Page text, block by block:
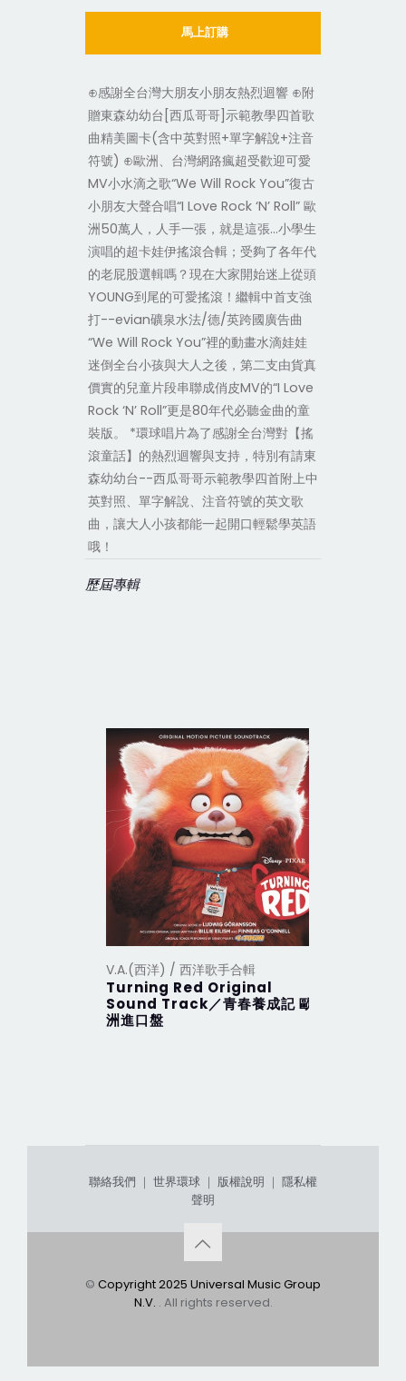
馬上訂購
⊕感謝全台灣大朋友小朋友熱烈迴響 ⊕附
贈東森幼幼台[西瓜哥哥]示範教學四首歌
曲精美圖卡(含中英對照+單字解說+注音
符號) ⊕歐洲、台灣網路瘋超受歡迎可愛
MV小水滴之歌“We Will Rock You”復古
小朋友大聲合唱“I Love Rock ‘N’ Roll” 歐
洲50萬人，人手一張，就是這張…小學生
演唱的超卡娃伊搖滾合輯；受夠了各年代
的老屁股選輯嗎？現在大家開始迷上從頭
YOUNG到尾的可愛搖滾！繼輯中首支強
打--evian礦泉水法/德/英跨國廣告曲
“We Will Rock You”裡的動畫水滴娃娃
迷倒全台小孩與大人之後，第二支由貨真
價實的兒童片段串聯成俏皮MV的“I Love
Rock ‘N’ Roll”更是80年代必聽金曲的童
裝版。 *環球唱片為了感謝全台灣對【搖
滾童話】的熱烈迴響與支持，特別有請東
森幼幼台--西瓜哥哥示範教學四首附上中
英對照、單字解說、注音符號的英文歌
曲，讓大人小孩都能一起開口輕鬆學英語
哦！
歷屆專輯
V.A.(西洋) / 西洋歌手合輯
Turning Red Original
Sound Track／青春養成記 歐
洲進口盤
聯絡我們 ｜ 世界環球 ｜ 版權說明 ｜ 隱私權
聲明
© Copyright 2025 Universal Music Group
N.V. . All rights reserved.